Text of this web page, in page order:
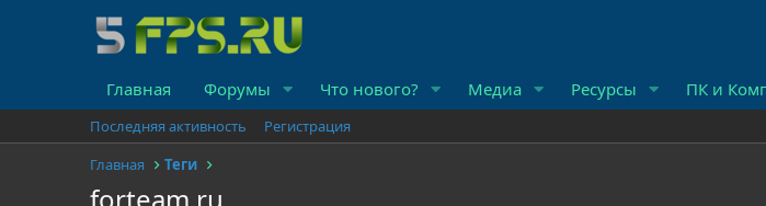
Главная Форумы Что нового? Медиа Ресурсы ПК и
Последняя активность
Регистрация
Главная
Теги